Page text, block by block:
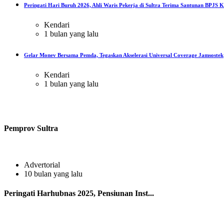
Peringati Hari Buruh 2026, Ahli Waris Pekerja di Sultra Terima Santunan BPJS
Kendari
1 bulan yang lalu
Gelar Monev Bersama Pemda, Tegaskan Akselerasi Universal Coverage Jamsostek
Kendari
1 bulan yang lalu
Pemprov Sultra
Advertorial
10 bulan yang lalu
Peringati Harhubnas 2025, Pensiunan Inst...